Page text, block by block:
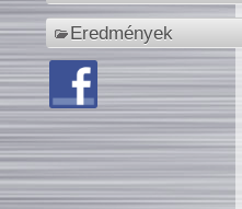
Eredmények